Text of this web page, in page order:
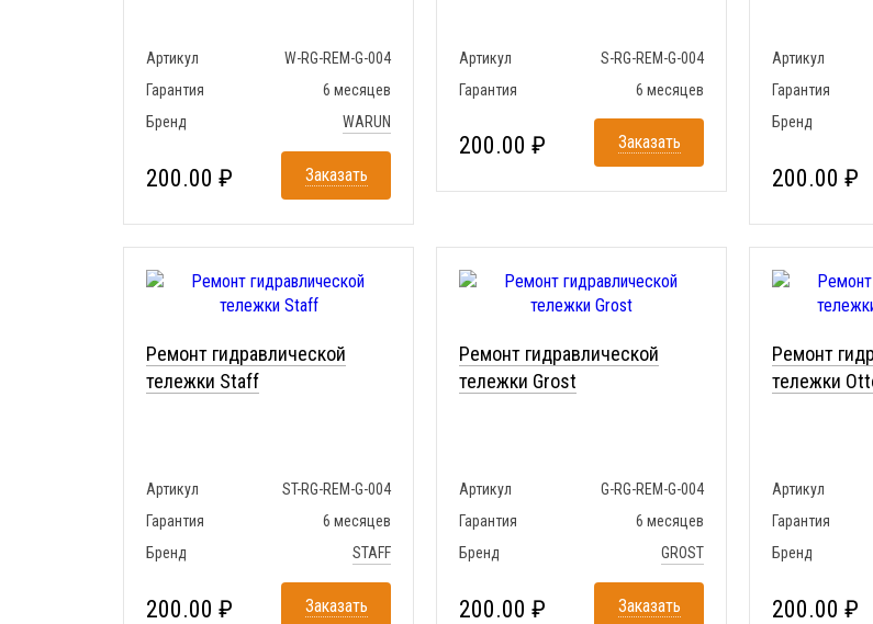
Артикул
W-RG-REM-G-004
Гарантия
6 месяцев
Бренд
WARUN
200.00 ₽ Заказать
Артикул
S-RG-REM-G-004
Гарантия
6 месяцев
200.00 ₽ Заказать
Артикул
Гарантия
Бренд
200.00 ₽
Ремонт гидравлической
тележки Staff
Артикул
ST-RG-REM-G-004
Гарантия
6 месяцев
Бренд
STAFF
200.00 ₽ Заказать
Ремонт гидравлической
тележки Grost
Артикул
G-RG-REM-G-004
Гарантия
6 месяцев
Бренд
GROST
200.00 ₽ Заказать
Ремонт
тележки
Артикул
Гарантия
Бренд
200.00 ₽